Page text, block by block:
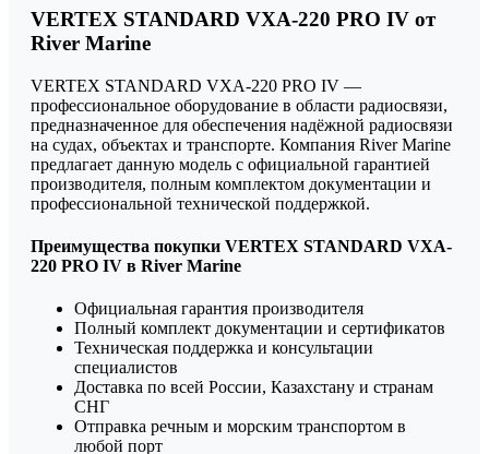
VERTEX STANDARD VXA-220 PRO IV от
River Marine
VERTEX STANDARD VXA-220 PRO IV —
профессиональное оборудование в области радиосвязи,
предназначенное для обеспечения надёжной радиосвязи
на судах, объектах и транспорте. Компания River Marine
предлагает данную модель с официальной гарантией
производителя, полным комплектом документации и
профессиональной технической поддержкой.
Преимущества покупки VERTEX STANDARD VXA-
220 PRO IV в River Marine
Официальная гарантия производителя
Полный комплект документации и сертификатов
Техническая поддержка и консультации
специалистов
Доставка по всей России, Казахстану и странам
СНГ
Отправка речным и морским транспортом в
любой порт